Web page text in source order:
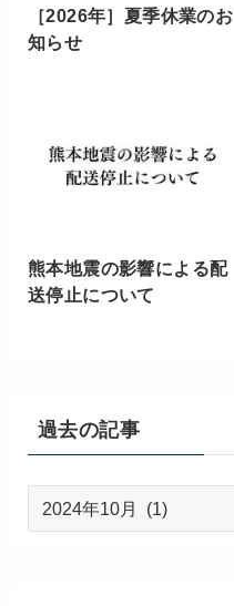
［2026年］夏季休業のお
知らせ
熊本地震の影響による配
送停止について
過去の記事
過